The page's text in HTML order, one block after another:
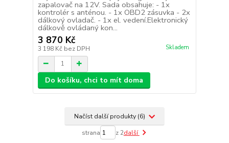
zapalovač na 12V. Sada obsahuje: - 1x
kontrolér s anténou. - 1x OBD2 zásuvka - 2x
dálkový ovladač. - 1x el. vedení.Elektronický
dálkově ovládaný kon...
3 870 Kč
3 198 Kč bez DPH Skladem
Do košíku, chci to mít doma
Načíst další produkty (6)
strana z 2další